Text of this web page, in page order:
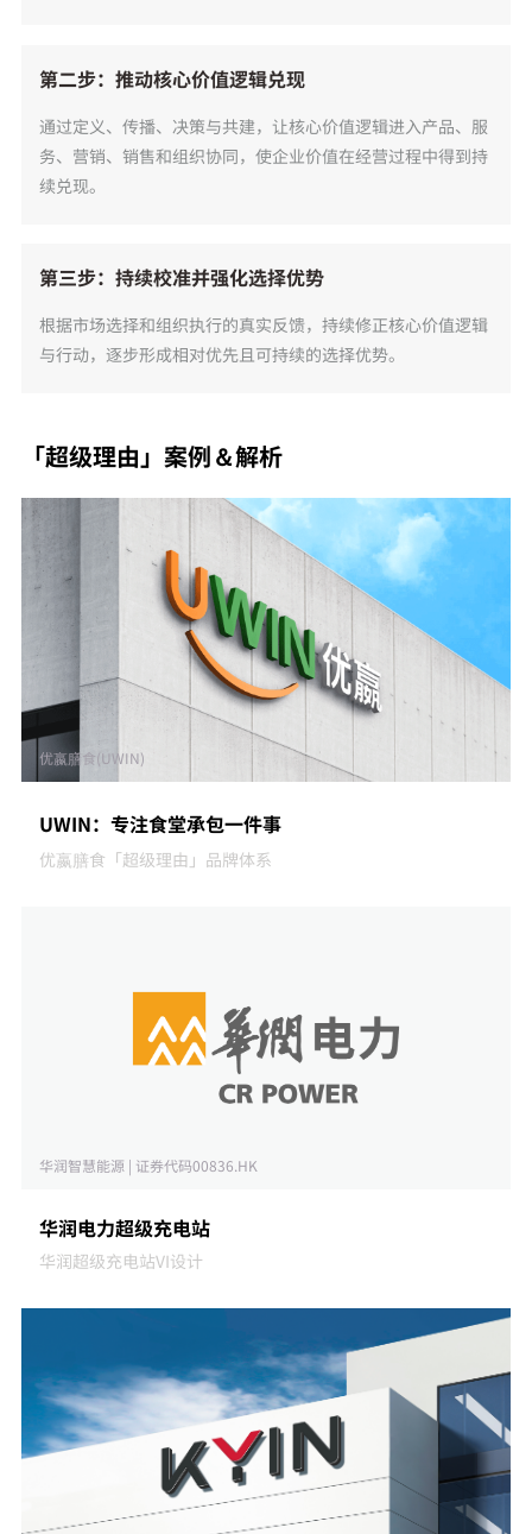
第二步：推动核心价值逻辑兑现
通过定义、传播、决策与共建，让核心价值逻辑进入产品、服
务、营销、销售和组织协同，使企业价值在经营过程中得到持
续兑现。
第三步：持续校准并强化选择优势
根据市场选择和组织执行的真实反馈，持续修正核心价值逻辑
与行动，逐步形成相对优先且可持续的选择优势。
「超级理由」案例＆解析
优嬴膳食(UWIN)
UWIN：专注食堂承包一件事
优嬴膳食「超级理由」品牌体系
华润智慧能源 | 证券代码00836.HK
华润电力超级充电站
华润超级充电站VI设计